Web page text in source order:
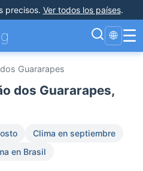
precisos. Ver todos los países.
🌐 ☰
Guararapes
dos Guararapes,
Clima en septiembre
en Brasil